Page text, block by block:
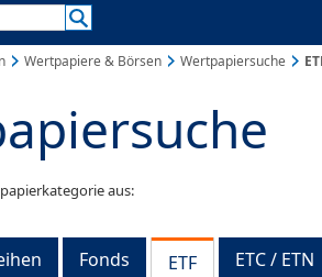
Wertpapiere & Börsen Wertpapiersuche
aus:
Fonds ETF ETC / ETN